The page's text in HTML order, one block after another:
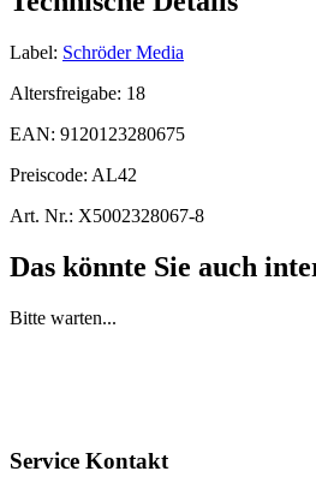
Label: Schröder Media
Altersfreigabe: 18
EAN: 9120123280675
Preiscode: AL42
Art. Nr.: X5002328067-8
Das könnte Sie auch
Bitte warten...
Service Kontakt